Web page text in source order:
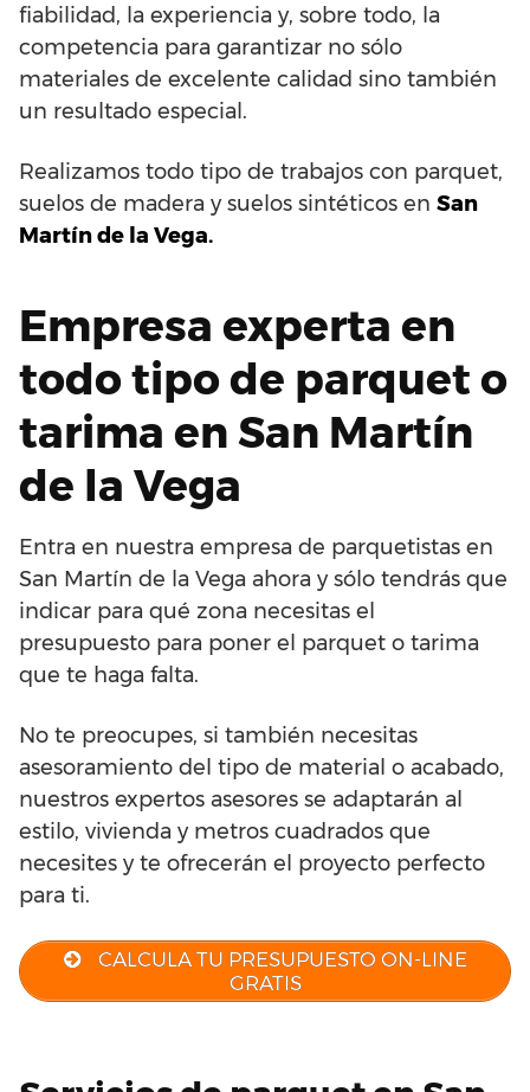
fiabilidad, la experiencia y, sobre todo, la
competencia para garantizar no sólo
materiales de excelente calidad sino también
un resultado especial.
Realizamos todo tipo de trabajos con parquet,
suelos de madera y suelos sintéticos en San
Martín de la Vega.
Empresa experta en
todo tipo de parquet o
tarima en San Martín
de la Vega
Entra en nuestra empresa de parquetistas en
San Martín de la Vega ahora y sólo tendrás que
indicar para qué zona necesitas el
presupuesto para poner el parquet o tarima
que te haga falta.
No te preocupes, si también necesitas
asesoramiento del tipo de material o acabado,
nuestros expertos asesores se adaptarán al
estilo, vivienda y metros cuadrados que
necesites y te ofrecerán el proyecto perfecto
para ti.
CALCULA TU PRESUPUESTO ON-LINE
GRATIS